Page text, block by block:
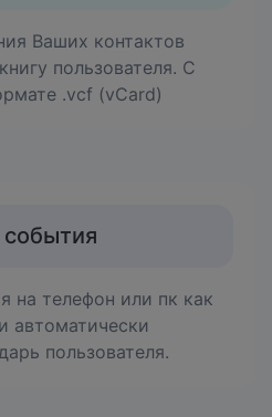
Ваших контактов
пользователя. С
.vcf (vCard)
на телефон или пк как
автоматически
пользователя.